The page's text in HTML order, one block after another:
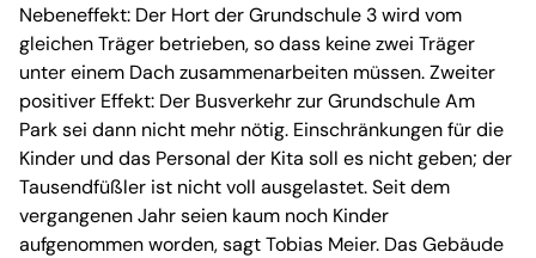
Nebeneffekt: Der Hort der Grundschule 3 wird vom
gleichen Träger betrieben, so dass keine zwei Träger
unter einem Dach zusammenarbeiten müssen. Zweiter
positiver Effekt: Der Busverkehr zur Grundschule Am
Park sei dann nicht mehr nötig. Einschränkungen für die
Kinder und das Personal der Kita soll es nicht geben; der
Tausendfüßler ist nicht voll ausgelastet. Seit dem
vergangenen Jahr seien kaum noch Kinder
aufgenommen worden, sagt Tobias Meier. Das Gebäude